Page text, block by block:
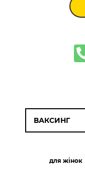
ВАКСИНГ
для жінок